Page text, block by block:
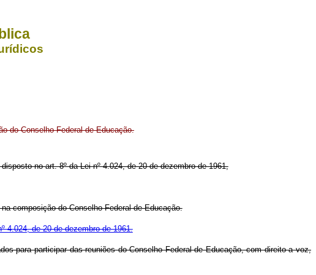
do Conselho Federal de Educação.
no art. 8º da Lei nº 4.024, de 20 de dezembro de 1961,
composição do Conselho Federal de Educação.
4.024, de 20 de dezembro de 1961.
para participar das reuniões do Conselho Federal de Educação, com direito a voz,